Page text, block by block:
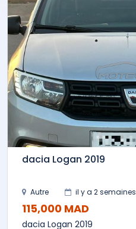
dacia Logan 2019
Autre il y a 2 semaines
115,000 MAD
dacia Logan 2019